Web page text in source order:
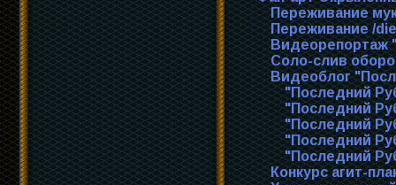
Переживание
Переживание /die
Видеорепортаж
Соло-слив
Видеоблог
"Последний
"Последний
"Последний
"Последний
"Последний
Конкурс агит-